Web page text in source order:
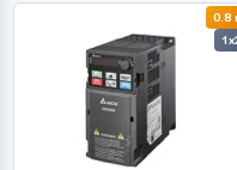
0.8